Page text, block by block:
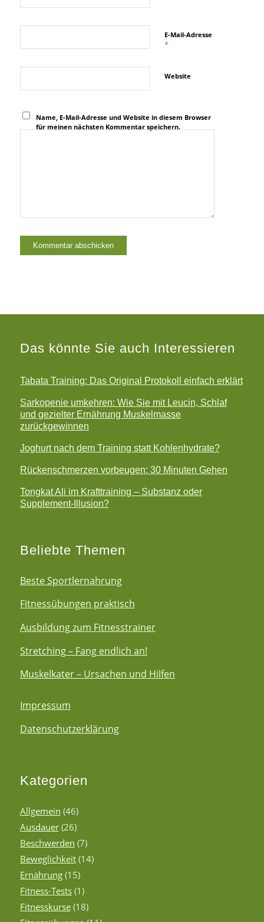
E-Mail-Adresse
*
Website
Name, E-Mail-Adresse und Website in diesem Browser
für meinen nächsten Kommentar speichern.
Das könnte Sie auch Interessieren
Tabata Training: Das Original Protokoll einfach erklärt
Sarkopenie umkehren: Wie Sie mit Leucin, Schlaf
und gezielter Ernährung Muskelmasse
zurückgewinnen
Joghurt nach dem Training statt Kohlenhydrate?
Rückenschmerzen vorbeugen: 30 Minuten Gehen
Tongkat Ali im Krafttraining – Substanz oder
Supplement-Illusion?
Beliebte Themen
Beste Sportlernahrung
Fitnessübungen praktisch
Ausbildung zum Fitnesstrainer
Stretching – Fang endlich an!
Muskelkater – Ursachen und Hilfen
Impressum
Datenschutzerklärung
Kategorien
Allgemein (46)
Ausdauer(26)
Beschwerden (7)
Beweglichkeit(14)
Ernährung(15)
Fitness-Tests(1)
Fitnesskurse(18)